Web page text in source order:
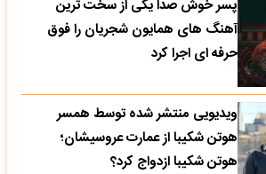
پسر خوش صدا یکی از سخت ترین
آهنگ های همایون شجریان را فوق
حرفه ای اجرا کرد
ویدیویی منتشر شده توسط همسر
هوتن شکیبا از عمارت عروسیشان؛
هوتن شکیبا ازدواج کرد؟